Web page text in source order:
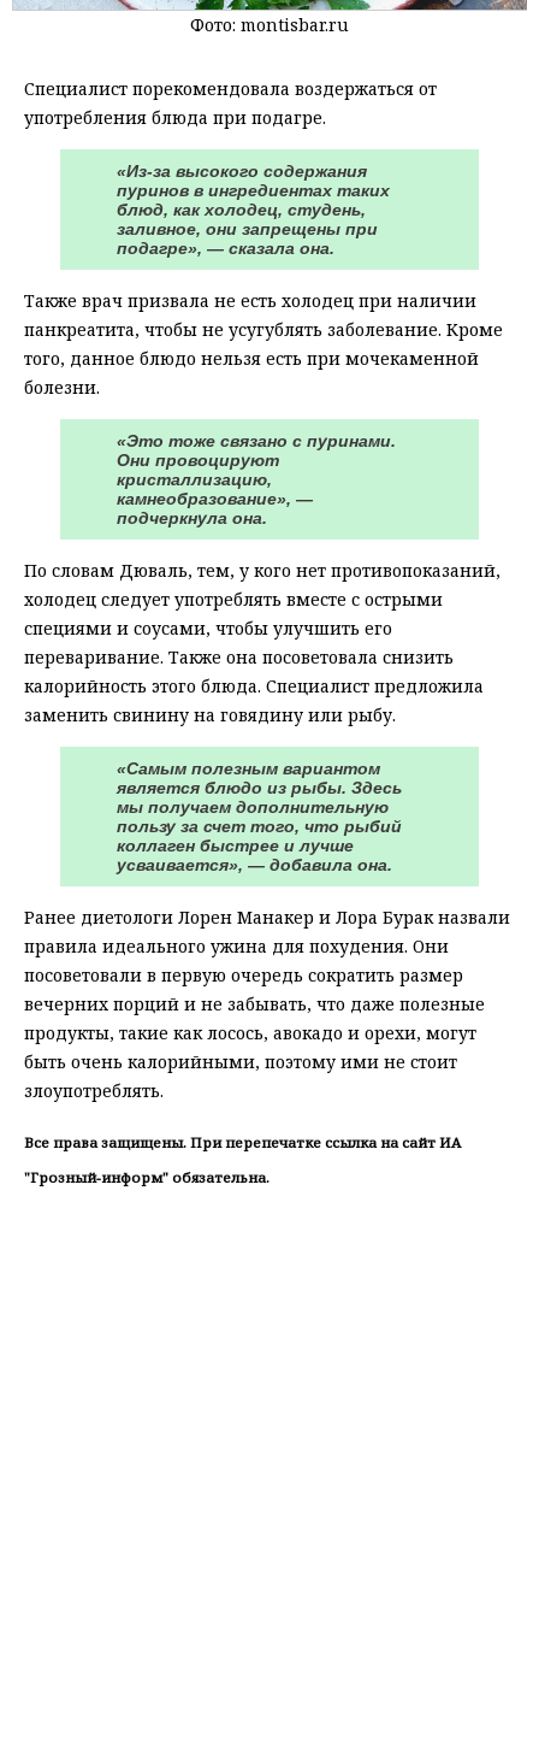
Фото: montisbar.ru
Специалист порекомендовала воздержаться от
употребления блюда при подагре.
«Из-за высокого содержания
пуринов в ингредиентах таких
блюд, как холодец, студень,
заливное, они запрещены при
подагре», — сказала она.
Также врач призвала не есть холодец при наличии
панкреатита, чтобы не усугублять заболевание. Кроме
того, данное блюдо нельзя есть при мочекаменной
болезни.
«Это тоже связано с пуринами.
Они провоцируют
кристаллизацию,
камнеобразование», —
подчеркнула она.
По словам Дюваль, тем, у кого нет противопоказаний,
холодец следует употреблять вместе с острыми
специями и соусами, чтобы улучшить его
переваривание. Также она посоветовала снизить
калорийность этого блюда. Специалист предложила
заменить свинину на говядину или рыбу.
«Самым полезным вариантом
является блюдо из рыбы. Здесь
мы получаем дополнительную
пользу за счет того, что рыбий
коллаген быстрее и лучше
усваивается», — добавила она.
Ранее диетологи Лорен Манакер и Лора Бурак назвали
правила идеального ужина для похудения. Они
посоветовали в первую очередь сократить размер
вечерних порций и не забывать, что даже полезные
продукты, такие как лосось, авокадо и орехи, могут
быть очень калорийными, поэтому ими не стоит
злоупотреблять.
Все права защищены. При перепечатке ссылка на сайт ИА
"Грозный-информ" обязательна.